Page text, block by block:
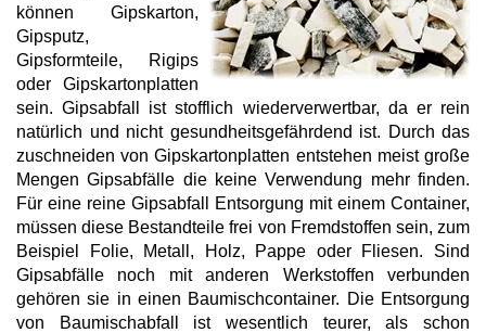
können Gipskarton,
Gipsputz,
Gipsformteile, Rigips
oder Gipskartonplatten
sein. Gipsabfall ist stofflich wiederverwertbar, da er rein
natürlich und nicht gesundheitsgefährdend ist. Durch das
zuschneiden von Gipskartonplatten entstehen meist große
Mengen Gipsabfälle die keine Verwendung mehr finden.
Für eine reine Gipsabfall Entsorgung mit einem Container,
müssen diese Bestandteile frei von Fremdstoffen sein, zum
Beispiel Folie, Metall, Holz, Pappe oder Fliesen. Sind
Gipsabfälle noch mit anderen Werkstoffen verbunden
gehören sie in einen Baumischcontainer. Die Entsorgung
von Baumischabfall ist wesentlich teurer, als schon